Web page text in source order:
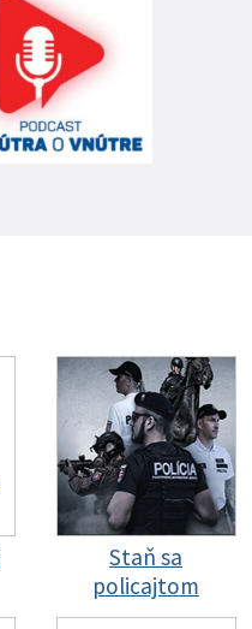
Staň sa
policajtom